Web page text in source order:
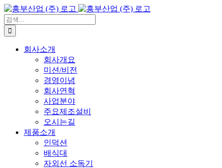
콘
텐
츠
로
검
색:
회사소개
회사개요
미션/비전
경영이념
회사연혁
사업분야
주요제조설비
오시는길
제품소개
인덕션
배식대
자외선 소독기